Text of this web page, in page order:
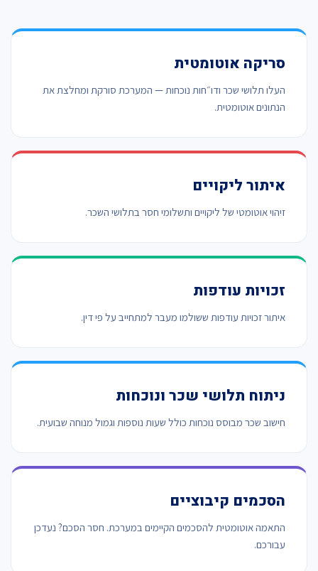
סריקה אוטומטית
העלו תלושי שכר ודו״חות נוכחות — המערכת סורקת ומחלצת את
הנתונים אוטומטית.
איתור ליקויים
זיהוי אוטומטי של ליקויים ותשלומי חסר בתלושי השכר.
זכויות עודפות
איתור זכויות עודפות ששולמו מעבר למתחייב על פי דין.
ניתוח תלושי שכר ונוכחות
חישוב שכר מבוסס נוכחות כולל שעות נוספות וגמול מנוחה שבועית.
הסכמים קיבוציים
התאמה אוטומטית להסכמים הקיימים במערכת. חסר הסכם? נעדכן
עבורכם.